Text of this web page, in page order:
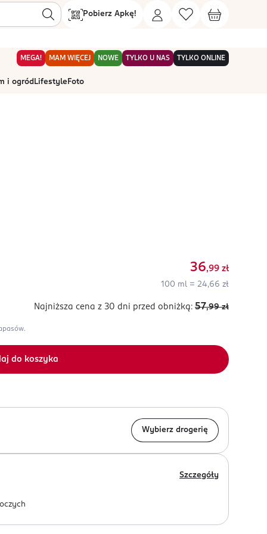
Pobierz Apkę!
MEGA! MAM WIĘCEJ NOWE TYLKO U NAS TYLKO ONLINE
i ogród Lifestyle Foto
36,99 zł
100 ml = 24,66 zł
Najniższa cena z 30 dni przed obniżką: 57,99 zł
do koszyka
Wybierz drogerię
Szczegóły